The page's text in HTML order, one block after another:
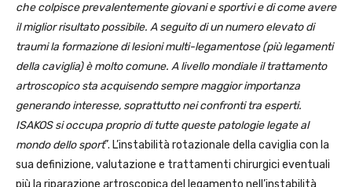
che colpisce prevalentemente giovani e sportivi e di come avere
il miglior risultato possibile. A seguito di un numero elevato di
traumi la formazione di lesioni multi-legamentose (più legamenti
della caviglia) è molto comune. A livello mondiale il trattamento
artroscopico sta acquisendo sempre maggior importanza
generando interesse, soprattutto nei confronti tra esperti.
ISAKOS si occupa proprio di tutte queste patologie legate al
mondo dello sport”. L’instabilità rotazionale della caviglia con la
sua definizione, valutazione e trattamenti chirurgici eventuali